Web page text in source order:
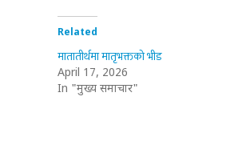
Related
मातातीर्थमा मातृभक्तको भीड
April 17, 2026
In "मुख्य समाचार"